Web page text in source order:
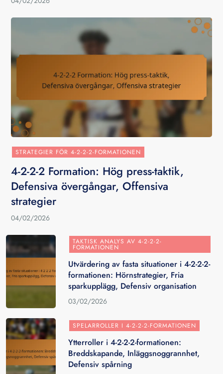
STRATEGIER FÖR 4-2-2-2-FORMATIONEN
4-2-2-2 Formation: Hög press-taktik,
Defensiva övergångar, Offensiva
strategier
04/02/2026
TAKTISK ANALYS AV 4-2-2-2-
FORMATIONEN
Utvärdering av fasta situationer i 4-2-2-2-
formationen: Hörnstrategier, Fria
sparkupplägg, Defensiv organisation
03/02/2026
SPELARROLLER I 4-2-2-2-FORMATIONEN
Ytterroller i 4-2-2-2-formationen:
Breddskapande, Inläggsnoggrannhet,
Defensiv spårning